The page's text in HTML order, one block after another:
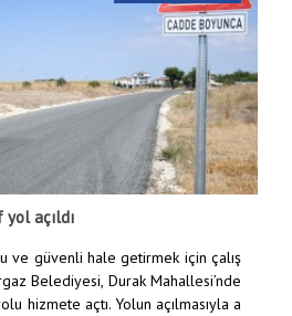
açıldı
ve güvenli hale getirmek için çalış
Belediyesi, Durak Mahallesi’nde
hizmete açtı. Yolun açılmasıyla a